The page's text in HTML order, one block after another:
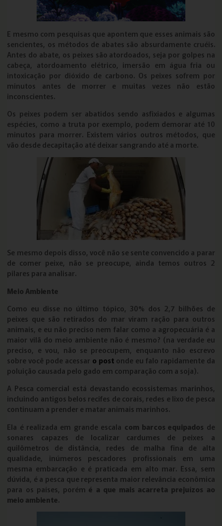
E mesmo com pesquisas que apontem que esses animais são
sencientes, os métodos de abates são absurdamente cruéis.
Antes do abate, os peixes são atordoados, seja por golpes na
cabeça, atordoamento elétrico, imersão em água fria ou
intoxicação por dióxido de carbono. Os peixes sofrem por
minutos antes de morrer e muitas vezes não estão
inconscientes.
Os peixes podem ser abatidos sendo asfixiados e algumas
espécies, como a truta por exemplo, podem demorar até 10
minutos para morrer. Existem vários outros métodos, que
vão desde decapitação até deixar sangrando até a morte.
Se mesmo depois disso, você não se sente convencido a parar
de comer peixe, não se preocupe, ainda temos outros 2
pilares para analisar.
Meio Ambiente
Como eu disse no último tópico, 30% dos 2,7 bilhões de
peixes que são retirados do mar viram ração para outros
animais, e eu não preciso nem falar como a agropecuária é a
maior vilã do meio ambiente não é mesmo? (na verdade eu
preciso, e vou, não se preocupem, enquanto não escrevo
sobre você pode acessar o post onde eu falo rapidamente da
poluição causada pelo gado em comparação com a soja).
A Pesca comercial está devastando ecossistemas marinhos,
incluindo antigos belos recifes de corais, redes e lixo de pesca
continuam a prender e matar animais marinhos.
Ela é realizada em grande escala com barcos equipados de
sonares capazes de localizar cardumes de peixes a
quilômetros de distância, redes de malha fina de alta
qualidade, inúmeros pescadores profissionais em uma
mesma embarcação e é praticada em alto mar. Essa, sem
dúvida, é a pesca que representa maior relevância econômica
para os países, porémé a que mais acarreta prejuízos ao
meio ambiente.